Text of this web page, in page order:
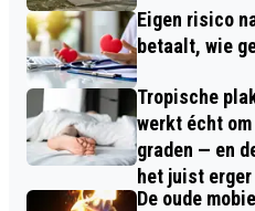
Eigen risico
betaalt, wie
Tropische
werkt écht
graden — en
het juist erger
De oude